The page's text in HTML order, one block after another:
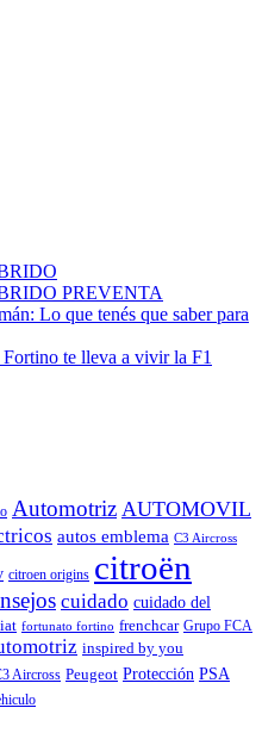
PREVENTA
Lo que tenés que saber para
Fortino te lleva a vivir la F1
Automotriz AUTOMOVIL
autos emblema C3 Aircross
citroen origins citroën
cuidado cuidado del
fortunato fortino frenchcar Grupo FCA
inspired by you
Aircross Peugeot Protección PSA